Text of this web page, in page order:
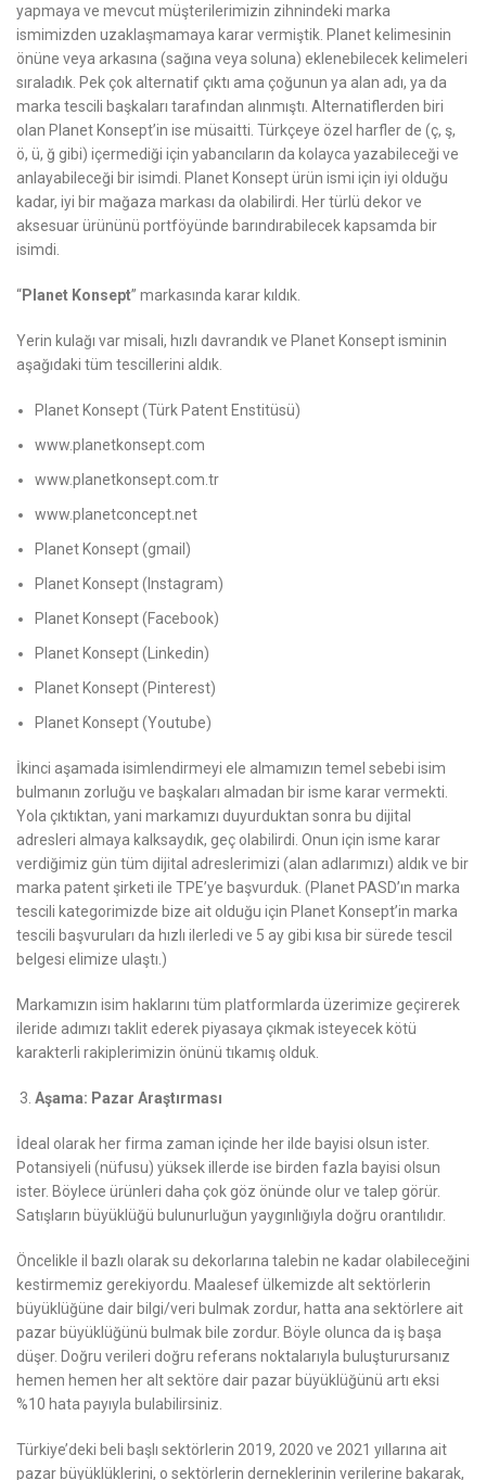
yapmaya ve mevcut müşterilerimizin zihnindeki marka
ismimizden uzaklaşmamaya karar vermiştik. Planet kelimesinin
önüne veya arkasına (sağına veya soluna) eklenebilecek kelimeleri
sıraladık. Pek çok alternatif çıktı ama çoğunun ya alan adı, ya da
marka tescili başkaları tarafından alınmıştı. Alternatiflerden biri
olan Planet Konsept’in ise müsaitti. Türkçeye özel harfler de (ç, ş,
ö, ü, ğ gibi) içermediği için yabancıların da kolayca yazabileceği ve
anlayabileceği bir isimdi. Planet Konsept ürün ismi için iyi olduğu
kadar, iyi bir mağaza markası da olabilirdi. Her türlü dekor ve
aksesuar ürününü portföyünde barındırabilecek kapsamda bir
isimdi.
“Planet Konsept” markasında karar kıldık.
Yerin kulağı var misali, hızlı davrandık ve Planet Konsept isminin
aşağıdaki tüm tescillerini aldık.
Planet Konsept (Türk Patent Enstitüsü)
www.planetkonsept.com
www.planetkonsept.com.tr
www.planetconcept.net
Planet Konsept (gmail)
Planet Konsept (Instagram)
Planet Konsept (Facebook)
Planet Konsept (Linkedin)
Planet Konsept (Pinterest)
Planet Konsept (Youtube)
İkinci aşamada isimlendirmeyi ele almamızın temel sebebi isim
bulmanın zorluğu ve başkaları almadan bir isme karar vermekti.
Yola çıktıktan, yani markamızı duyurduktan sonra bu dijital
adresleri almaya kalksaydık, geç olabilirdi. Onun için isme karar
verdiğimiz gün tüm dijital adreslerimizi (alan adlarımızı) aldık ve bir
marka patent şirketi ile TPE’ye başvurduk. (Planet PASD’ın marka
tescili kategorimizde bize ait olduğu için Planet Konsept’in marka
tescili başvuruları da hızlı ilerledi ve 5 ay gibi kısa bir sürede tescil
belgesi elimize ulaştı.)
Markamızın isim haklarını tüm platformlarda üzerimize geçirerek
ileride adımızı taklit ederek piyasaya çıkmak isteyecek kötü
karakterli rakiplerimizin önünü tıkamış olduk.
Aşama: Pazar Araştırması
İdeal olarak her firma zaman içinde her ilde bayisi olsun ister.
Potansiyeli (nüfusu) yüksek illerde ise birden fazla bayisi olsun
ister. Böylece ürünleri daha çok göz önünde olur ve talep görür.
Satışların büyüklüğü bulunurluğun yaygınlığıyla doğru orantılıdır.
Öncelikle il bazlı olarak su dekorlarına talebin ne kadar olabileceğini
kestirmemiz gerekiyordu. Maalesef ülkemizde alt sektörlerin
büyüklüğüne dair bilgi/veri bulmak zordur, hatta ana sektörlere ait
pazar büyüklüğünü bulmak bile zordur. Böyle olunca da iş başa
düşer. Doğru verileri doğru referans noktalarıyla buluşturursanız
hemen hemen her alt sektöre dair pazar büyüklüğünü artı eksi
%10 hata payıyla bulabilirsiniz.
Türkiye’deki beli başlı sektörlerin 2019, 2020 ve 2021 yıllarına ait
pazar büyüklüklerini, o sektörlerin derneklerinin verilerine bakarak,